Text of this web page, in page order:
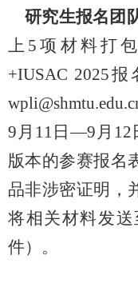
研究生报名团
上5项材料打
+IUSAC 2025
9月11日—9月12
版本的参赛报名
品非涉密证明，
将相关材料发
件）。